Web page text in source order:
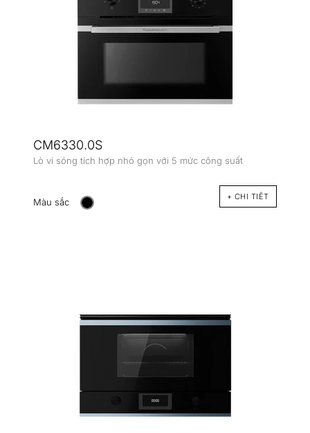
CM6330.0S
Lò vi sóng tích hợp nhỏ gọn với 5 mức công suất
Màu sắc + CHI TIÊT